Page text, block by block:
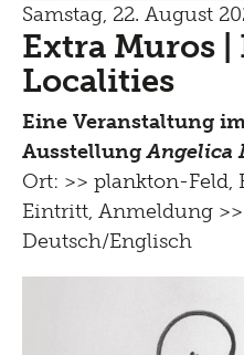
Samstag, 22. August
Extra Muros
Localities
Eine Veranstaltung
AusstellungAngelica
Ort: >> plankton-Feld,
Eintritt, Anmeldung
Deutsch/Englisch